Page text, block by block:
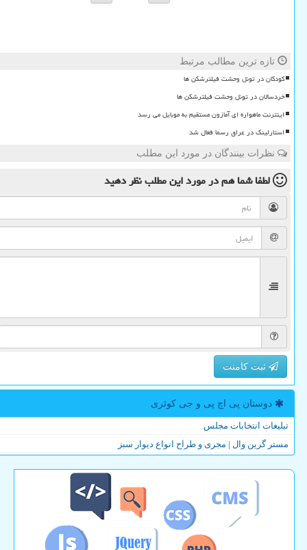
تازه ترین مطالب مرتبط
کودکان در تونل وحشت فیلترشکن ها
خردسالان در تونل وحشت فیلترشکن ها
اینترنت ماهواره ای آمازون مستقیم به موبایل می رسد
استارلینک در عراق رسما فعال شد
نظرات بینندگان در مورد این مطلب
لطفا شما همدر مورد این مطلبنظر دهید
ثبت کامنت
دوستان پی اچ پی و جی كوئری
تبلیغات انتخابات مجلس
مستر گرین وال | مجری و طراح انواع دیوار سبز